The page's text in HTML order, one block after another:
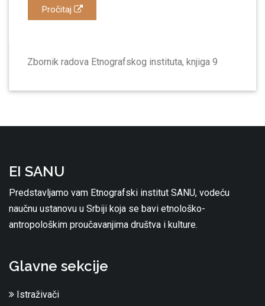
Pročitaj
Zbornik radova Etnografskog instituta, knjiga 9
EI SANU
Predstavljamo vam Etnografski institut SANU, vodeću
naučnu ustanovu u Srbiji koja se bavi etnološko-
antropološkim proučavanjima društva i kulture.
Glavne sekcije
Istraživači